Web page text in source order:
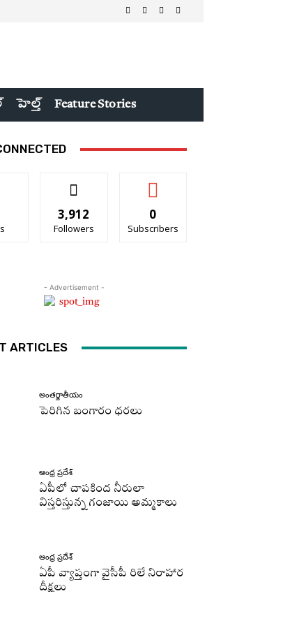
హెల్త్ Feature Stories
3,912
Followers
0
Subscribers
- Advertisement -
ARTICLES
అంతర్జాతీయం
పెరిగిన బంగారం ధరలు
ఆంధ్ర ప్రదేశ్
ఏపీలో చాపకింద నీరులా
విస్తరిస్తున్న గంజాయి అమ్మకాలు
ఆంధ్ర ప్రదేశ్
ఏపీ వ్యాప్తంగా వైసీపీ రిలే నిరాహార
దీక్షలు